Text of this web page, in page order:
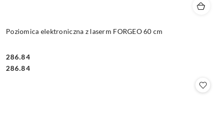
Poziomica elektroniczna z laserm FORGEO 60 cm
Cena:
286.84
Cena:
286.84